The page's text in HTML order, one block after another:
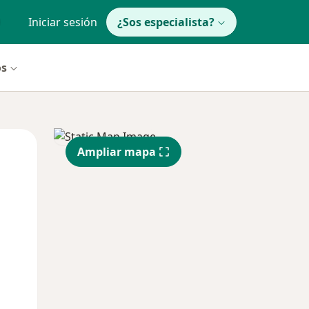
Iniciar sesión ¿Sos especialista?
Jue
13 Ago
Vie
14 Ago
Ampliar mapa